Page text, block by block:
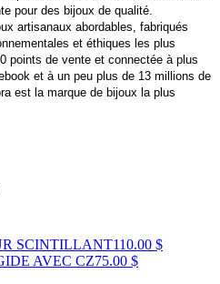
pour des bijoux de qualité.
artisanaux abordables, fabriqués
et éthiques les plus
points de vente et connectée à plus
et à un peu plus de 13 millions de
est la marque de bijoux la plus
SCINTILLANT110.00 $
AVEC CZ75.00 $